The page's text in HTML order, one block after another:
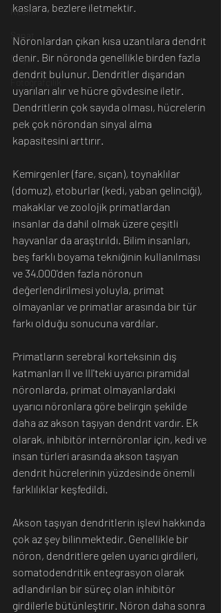
Resim
Sanat
Doğa
Fotoğrafçılık
kaslara, bezlere iletmektir.
Nöronlardan çıkan kısa uzantılara dendrit
denir. Bir nöronda genellikle birden fazla
dendrit bulunur. Dendritler dışarıdan
uyarıları alır ve hücre gövdesine iletir.
Dendritlerin çok sayıda olması, hücrelerin
pek çok nörondan sinyal alma
kapasitesini arttırır.
Kemirgenler (fare, sıçan), toynaklılar
(domuz), etoburlar (kedi, yaban gelinciği),
makaklar ve zoolojik primatlardan
insanlar da dahil olmak üzere çeşitli
hayvanlar da araştırıldı. Bilim insanları,
beş farklı boyama tekniğinin kullanılması
ve 34.000'den fazla nöronun
değerlendirilmesi yoluyla, primat
olmayanlar ve primatlar arasında bir tür
farkı olduğu sonucuna vardılar.
Primatların serebral korteksinin dış
katmanları II ve III'teki uyarıcı piramidal
nöronlarda, primat olmayanlardaki
uyarıcı nöronlara göre belirgin şekilde
daha az akson taşıyan dendrit vardır. Ek
olarak, inhibitör internöronlar için, kedi ve
insan türleri arasında akson taşıyan
dendrit hücrelerinin yüzdesinde önemli
farklılıklar keşfedildi.
Akson taşıyan dendritlerin işlevi hakkında
çok az şey bilinmektedir. Genellikle bir
nöron, dendritlere gelen uyarıcı girdileri,
somatodendritik entegrasyon olarak
adlandırılan bir süreç olan inhibitör
girdilerle bütünleştirir. Nöron daha sonra